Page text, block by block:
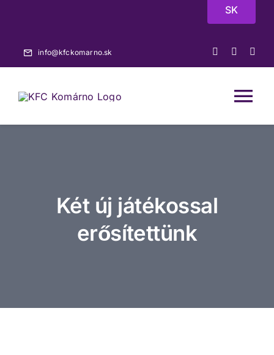
SK
info@kfckomarno.sk
Jegyek
Két új játékossal
erősítettünk